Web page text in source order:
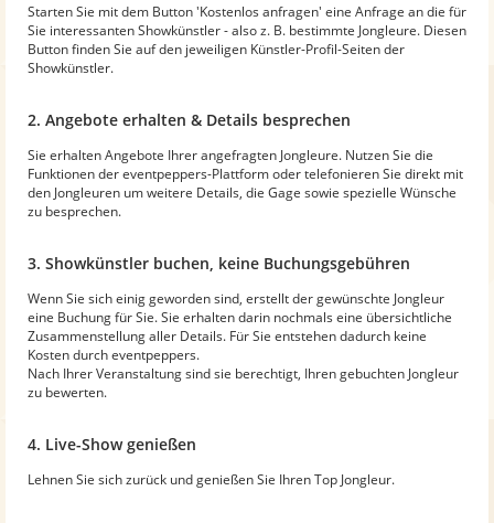
Starten Sie mit dem Button 'Kostenlos anfragen' eine Anfrage an die für
Sie interessanten Showkünstler - also z. B. bestimmte Jongleure. Diesen
Button finden Sie auf den jeweiligen Künstler-Profil-Seiten der
Showkünstler.
2. Angebote erhalten & Details besprechen
Sie erhalten Angebote Ihrer angefragten Jongleure. Nutzen Sie die
Funktionen der eventpeppers-Plattform oder telefonieren Sie direkt mit
den Jongleuren um weitere Details, die Gage sowie spezielle Wünsche
zu besprechen.
3. Showkünstler buchen, keine Buchungsgebühren
Wenn Sie sich einig geworden sind, erstellt der gewünschte Jongleur
eine Buchung für Sie. Sie erhalten darin nochmals eine übersichtliche
Zusammenstellung aller Details. Für Sie entstehen dadurch keine
Kosten durch eventpeppers.
Nach Ihrer Veranstaltung sind sie berechtigt, Ihren gebuchten Jongleur
zu bewerten.
4. Live-Show genießen
Lehnen Sie sich zurück und genießen Sie Ihren Top Jongleur.